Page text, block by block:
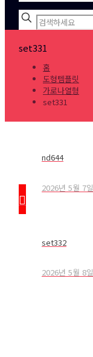
set331
홈
도형템플릿
가로나열형
set331
nd644
2026년 5월 7일
set332
2026년 5월 8일